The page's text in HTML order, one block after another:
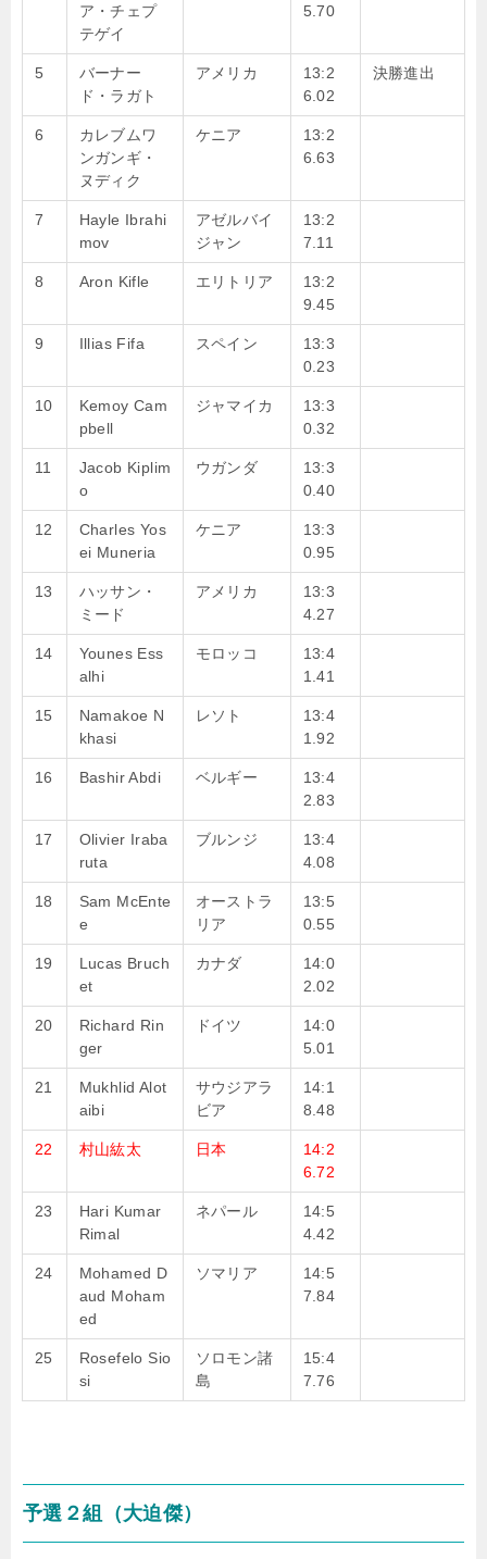
ア・チェプ
テゲイ
5.70
5
バーナー
ド・ラガト
アメリカ
13:2
6.02
決勝進出
6
カレブムワ
ンガンギ・
ヌディク
ケニア
13:2
6.63
7
Hayle Ibrahi
mov
アゼルバイ
ジャン
13:2
7.11
8 Aron Kifle エリトリア
13:2
9.45
9 Illias Fifa スペイン
13:3
0.23
10
Kemoy Cam
pbell
ジャマイカ
13:3
0.32
11
Jacob Kiplim
o
ウガンダ
13:3
0.40
12
Charles Yos
ei Muneria
ケニア
13:3
0.95
13
ハッサン・
ミード
アメリカ
13:3
4.27
14
Younes Ess
alhi
モロッコ
13:4
1.41
15
Namakoe N
khasi
レソト
13:4
1.92
16 Bashir Abdi ベルギー
13:4
2.83
17
Olivier Iraba
ruta
ブルンジ
13:4
4.08
18
Sam McEnte
e
オーストラ
リア
13:5
0.55
19
Lucas Bruch
et
カナダ
14:0
2.02
20
Richard Rin
ger
ドイツ
14:0
5.01
21
Mukhlid Alot
aibi
サウジアラ
ビア
14:1
8.48
22 村山紘太 日本
14:2
6.72
23
Hari Kumar
Rimal
ネパール
14:5
4.42
24
Mohamed D
aud Moham
ed
ソマリア
14:5
7.84
25
Rosefelo Sio
si
ソロモン諸
島
15:4
7.76
予選２組（大迫傑）